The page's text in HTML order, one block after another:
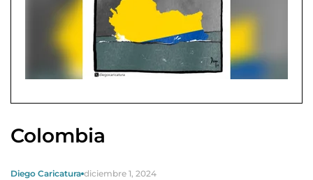
Colombia
Diego Caricatura diciembre 1, 2024